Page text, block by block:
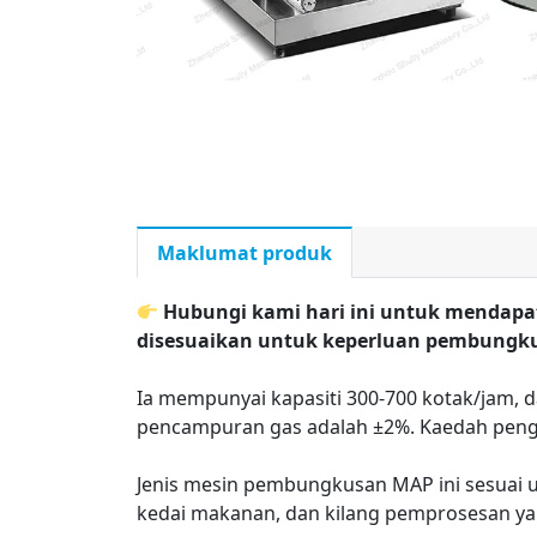
Maklumat produk
Hubungi kami hari ini untuk
disesuaikan untuk keperluan
Ia mempunyai kapasiti 300-700 kotak/jam,
pencampuran gas adalah ±2%. Kaedah
Jenis mesin pembungkusan MAP ini
kedai makanan, dan kilang pemprosesan